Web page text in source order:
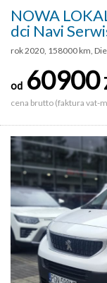
NOWA
dci Navi
rok 2020, 158000 km,
od 60900
cena brutto (faktura vat-